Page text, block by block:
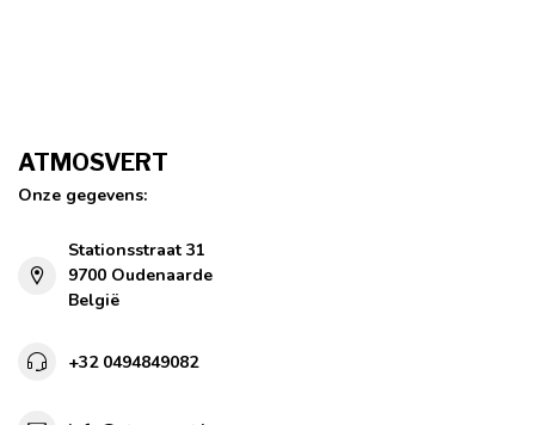
ATMOSVERT
Onze gegevens:
Stationsstraat 31
9700 Oudenaarde
België
+32 0494849082